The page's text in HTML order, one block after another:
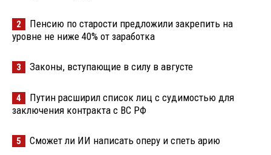
2
Пенсию по старости предложили закрепить на
уровне не ниже 40% от заработка
3 Законы, вступающие в силу в августе
4
Путин расширил список лиц с судимостью для
заключения контракта с ВС РФ
5 Сможет ли ИИ написать оперу и спеть арию